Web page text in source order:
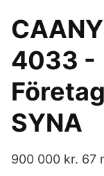
4033 -
SYNA
900 000 kr. 67